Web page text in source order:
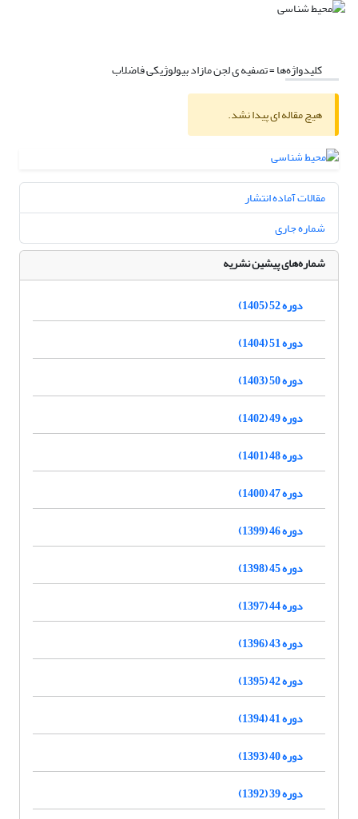
کلیدواژه‌ها =تصفیه ی لجن مازاد بیولوژیکی فاضلاب
هیچ مقاله ای پیدا نشد.
مقالات آماده انتشار
شماره جاری
شماره‌های پیشین نشریه
دوره 52 (1405)
دوره 51 (1404)
دوره 50 (1403)
دوره 49 (1402)
دوره 48 (1401)
دوره 47 (1400)
دوره 46 (1399)
دوره 45 (1398)
دوره 44 (1397)
دوره 43 (1396)
دوره 42 (1395)
دوره 41 (1394)
دوره 40 (1393)
دوره 39 (1392)